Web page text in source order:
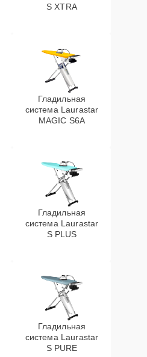
S XTRA
Гладильная
система Laurastar
MAGIC S6A
Гладильная
система Laurastar
S PLUS
Гладильная
система Laurastar
S PURE